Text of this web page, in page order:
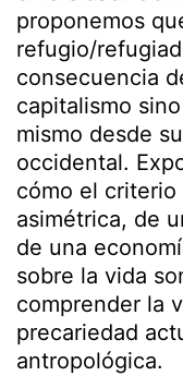
proponemos
refugio/
consecuencia
capitalismo
mismo desde
occidental.
cómo el criterio
asimétrica, de
de una
sobre la vida
comprender la
precariedad
antropológica.